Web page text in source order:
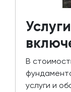
В
услуги и